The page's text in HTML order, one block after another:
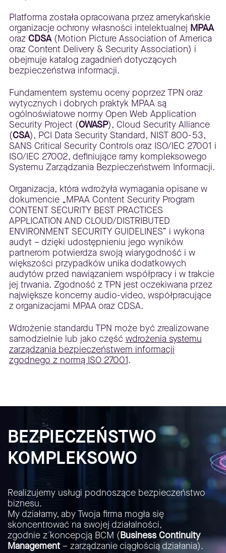
Platforma została opracowana przez amerykańskie
organizacje ochrony własności intelektualnej MPAA
oraz CDSA(Motion Picture Association of America
oraz Content Delivery & Security Association) i
obejmuje katalog zagadnień dotyczących
bezpieczeństwa informacji.
Fundamentem systemu oceny poprzez TPN oraz
wytycznych i dobrych praktyk MPAA są
ogólnoświatowe normy Open Web Application
Security Project (OWASP), Cloud Security Alliance
(CSA), PCI Data Security Standard, NIST 800-53,
SANS Critical Security Controls oraz ISO/IEC 27001 i
ISO/IEC 27002, definiujące ramy kompleksowego
Systemu Zarządzania Bezpieczeństwem Informacji.
Organizacja, która wdrożyła wymagania opisane w
dokumencie „MPAA Content Security Program
CONTENT SECURITY BEST PRACTICES
APPLICATION AND CLOUD/DISTRIBUTED
ENVIRONMENT SECURITY GUIDELINES” i wykona
audyt – dzięki udostępnieniu jego wyników
partnerom potwierdza swoją wiarygodność i w
większości przypadków unika dodatkowych
audytów przed nawiązaniem współpracy i w trakcie
jej trwania. Zgodność z TPN jest oczekiwana przez
największe koncerny audio-video, współpracujące
z organizacjami MPAA oraz CDSA.
Wdrożenie standardu TPN może być zrealizowane
samodzielnie lub jako część wdrożenia systemu
zarządzania bezpieczeństwem informacji
zgodnego z normą ISO 27001.
BEZPIECZEŃSTWO
KOMPLEKSOWO
Realizujemy usługi podnoszące bezpieczeństwo
biznesu.
My działamy, aby Twoja firma mogła się
skoncentrować na swojej działalności,
zgodnie z koncepcją BCM (Business Continuity
Management– zarządzanie ciągłością działania).